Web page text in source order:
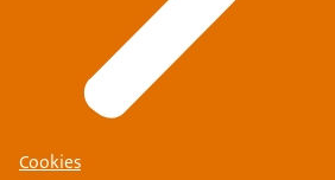
Cookies